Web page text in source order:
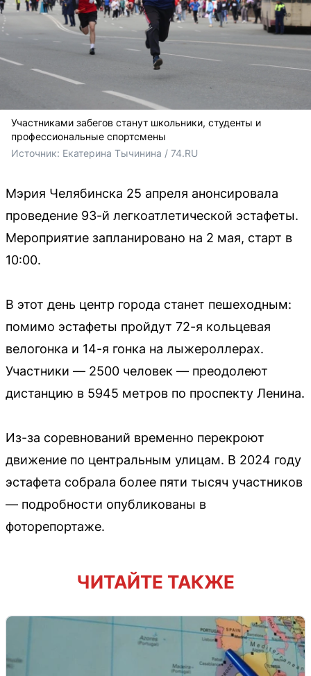
Участниками забегов станут школьники, студенты и
профессиональные спортсмены
Источник: Екатерина Тычинина / 74.RU
Мэрия Челябинска 25 апреля анонсировала
проведение 93-й легкоатлетической эстафеты.
Мероприятие запланировано на 2 мая, старт в
10:00.
В этот день центр города станет пешеходным:
помимо эстафеты пройдут 72-я кольцевая
велогонка и 14-я гонка на лыжероллерах.
Участники — 2500 человек — преодолеют
дистанцию в 5945 метров по проспекту Ленина.
Из-за соревнований временно перекроют
движение по центральным улицам. В 2024 году
эстафета собрала более пяти тысяч участников
— подробности опубликованы в
фоторепортаже.
ЧИТАЙТЕ ТАКЖЕ